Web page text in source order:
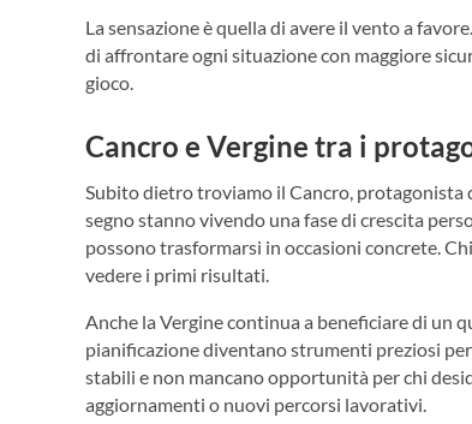
La sensazione è quella di avere il vento a
di affrontare ogni situazione con maggiore
gioco.
Cancro e Vergine tra i
Subito dietro troviamo il Cancro,
segno stanno vivendo una fase di crescita
possono trasformarsi in occasioni concrete.
vedere i primi risultati.
Anche la Vergine continua a beneficiare di un
pianificazione diventano strumenti preziosi
stabili e non mancano opportunità per chi
aggiornamenti o nuovi percorsi lavorativi.